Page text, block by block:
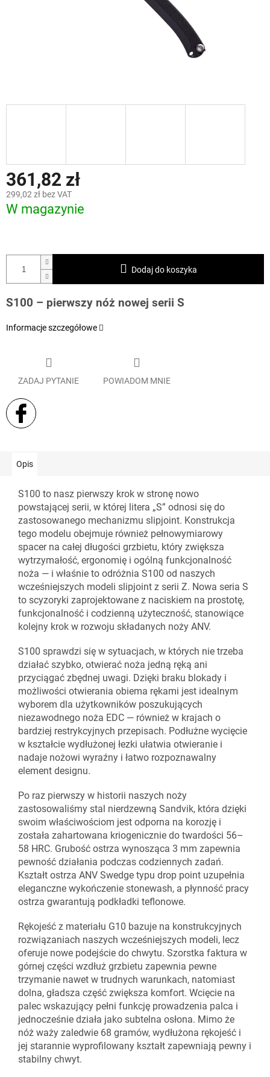
361,82 zł
299,02 zł bez VAT
W magazynie
Dodaj do koszyka
S100 – pierwszy nóż nowej serii S
Informacje szczegółowe
ZADAJ PYTANIE POWIADOM MNIE
Opis
S100 to nasz pierwszy krok w stronę nowo
powstającej serii, w której litera „S” odnosi się do
zastosowanego mechanizmu slipjoint. Konstrukcja
tego modelu obejmuje również pełnowymiarowy
spacer na całej długości grzbietu, który zwiększa
wytrzymałość, ergonomię i ogólną funkcjonalność
noża — i właśnie to odróżnia S100 od naszych
wcześniejszych modeli slipjoint z serii Z. Nowa seria S
to scyzoryki zaprojektowane z naciskiem na prostotę,
funkcjonalność i codzienną użyteczność, stanowiące
kolejny krok w rozwoju składanych noży ANV.
S100 sprawdzi się w sytuacjach, w których nie trzeba
działać szybko, otwierać noża jedną ręką ani
przyciągać zbędnej uwagi. Dzięki braku blokady i
możliwości otwierania obiema rękami jest idealnym
wyborem dla użytkowników poszukujących
niezawodnego noża EDC — również w krajach o
bardziej restrykcyjnych przepisach. Podłużne wycięcie
w kształcie wydłużonej łezki ułatwia otwieranie i
nadaje nożowi wyraźny i łatwo rozpoznawalny
element designu.
Po raz pierwszy w historii naszych noży
zastosowaliśmy stal nierdzewną Sandvik, która dzięki
swoim właściwościom jest odporna na korozję i
została zahartowana kriogenicznie do twardości 56–
58 HRC. Grubość ostrza wynosząca 3 mm zapewnia
pewność działania podczas codziennych zadań.
Kształt ostrza ANV Swedge typu drop point uzupełnia
eleganczne wykończenie stonewash, a płynność pracy
ostrza gwarantują podkładki teflonowe.
Rękojeść z materiału G10 bazuje na konstrukcyjnych
rozwiązaniach naszych wcześniejszych modeli, lecz
oferuje nowe podejście do chwytu. Szorstka faktura w
górnej części wzdłuż grzbietu zapewnia pewne
trzymanie nawet w trudnych warunkach, natomiast
dolna, gładsza część zwiększa komfort. Wcięcie na
palec wskazujący pełni funkcję prowadzenia palca i
jednocześnie działa jako subtelna osłona. Mimo że
nóż waży zaledwie 68 gramów, wydłużona rękojeść i
jej starannie wyprofilowany kształt zapewniają pewny i
stabilny chwyt.